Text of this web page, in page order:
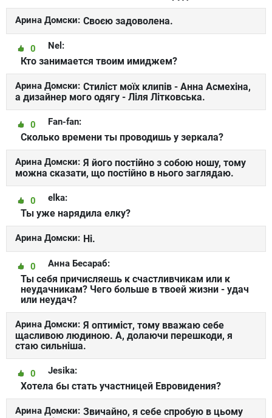
Арина Домски: Своєю задоволена.
Nel:
0
Кто занимается твоим имиджем?
Арина Домски: Стиліст моїх клипів - Анна Асмехіна,
а дизайнер мого одягу - Ліля Літковська.
Fan-fan:
0
Сколько времени ты проводишь у зеркала?
Арина Домски: Я його постійно з собою ношу, тому
можна сказати, що постійно в нього заглядаю.
elka:
0
Ты уже нарядила елку?
Арина Домски: Ні.
Анна Бесараб:
0
Ты себя причисляешь к счастливчикам или к
неудачникам? Чего больше в твоей жизни - удач
или неудач?
Арина Домски: Я оптиміст, тому вважаю себе
щасливою людиною. А, долаючи перешкоди, я
стаю сильніша.
Jesika:
0
Хотела бы стать участницей Евровидения?
Арина Домски: Звичайно, я себе спробую в цьому